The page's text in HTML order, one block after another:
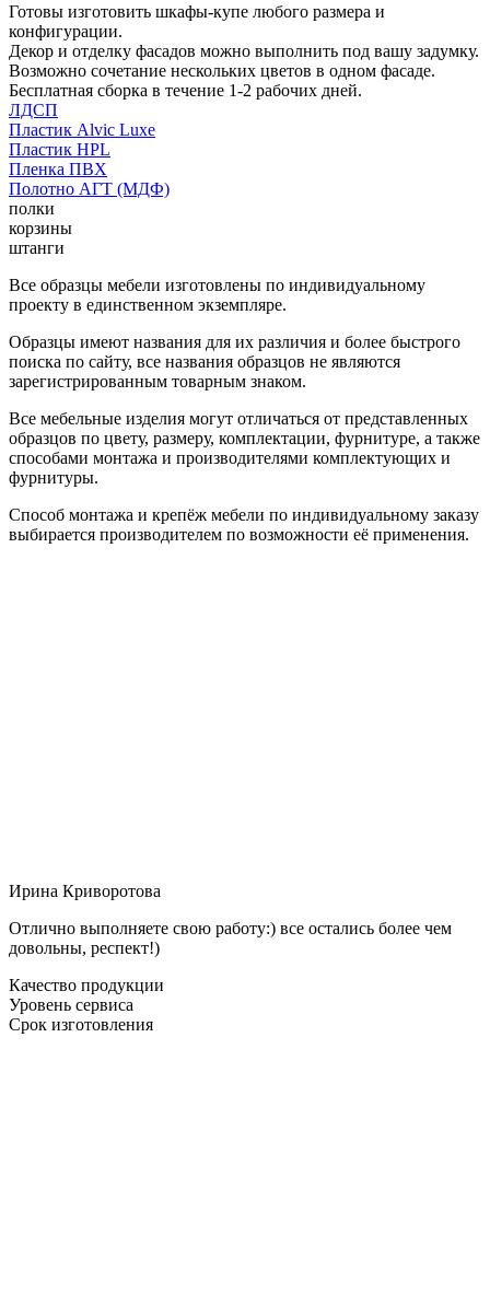
Готовы изготовить шкафы-купе любого размера и
конфигурации.
Декор и отделку фасадов можно выполнить под вашу задумку.
Возможно сочетание нескольких цветов в одном фасаде.
Бесплатная сборка в течение 1-2 рабочих дней.
ЛДСП
Пластик Alvic Luxe
Пластик HPL
Пленка ПВХ
Полотно АГТ (МДФ)
полки
корзины
штанги
Все образцы мебели изготовлены по индивидуальному
проекту в единственном экземпляре.
Образцы имеют названия для их различия и более быстрого
поиска по сайту, все названия образцов не являются
зарегистрированным товарным знаком.
Все мебельные изделия могут отличаться от представленных
образцов по цвету, размеру, комплектации, фурнитуре, а также
способами монтажа и производителями комплектующих и
фурнитуры.
Способ монтажа и крепёж мебели по индивидуальному заказу
выбирается производителем по возможности её применения.
Ирина Криворотова
Отлично выполняете свою работу:) все остались более чем
довольны, респект!)
Качество продукции
Уровень сервиса
Срок изготовления